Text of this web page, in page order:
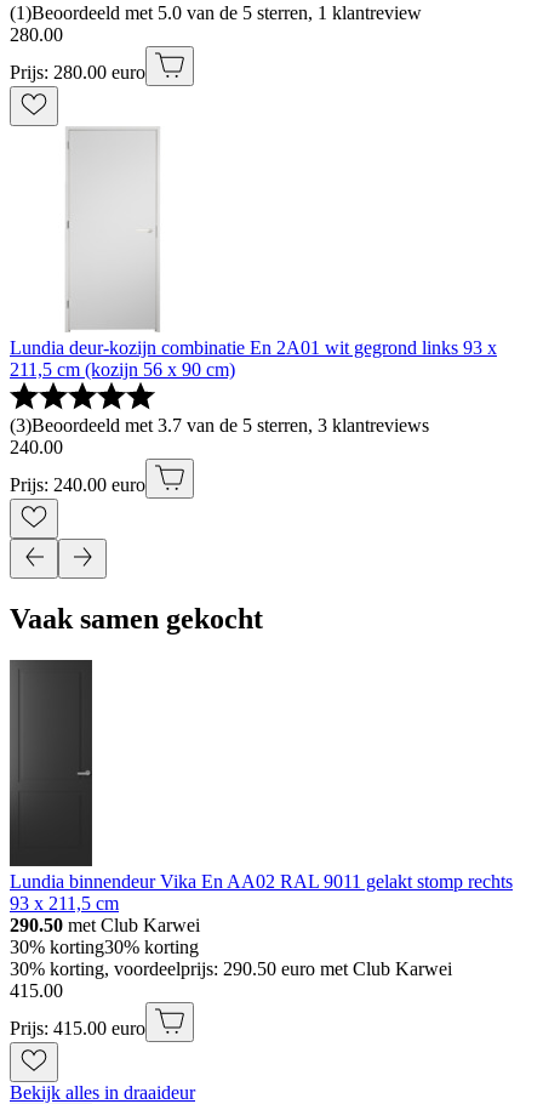
(1)Beoordeeld met 5.0 van de 5 sterren, 1 klantreview
280.00
Prijs: 280.00 euro
Lundia deur-kozijn combinatie En 2A01 wit gegrond links 93 x
211,5 cm (kozijn 56 x 90 cm)
(3)Beoordeeld met 3.7 van de 5 sterren, 3 klantreviews
240.00
Prijs: 240.00 euro
Vaak samen gekocht
Lundia binnendeur Vika En AA02 RAL 9011 gelakt stomp rechts
93 x 211,5 cm
290.50 met Club Karwei
30% korting30% korting
30% korting, voordeelprijs: 290.50 euro met Club Karwei
415.00
Prijs: 415.00 euro
Bekijk alles in draaideur